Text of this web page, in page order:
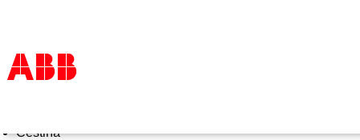
Products & Solutions
Čeština